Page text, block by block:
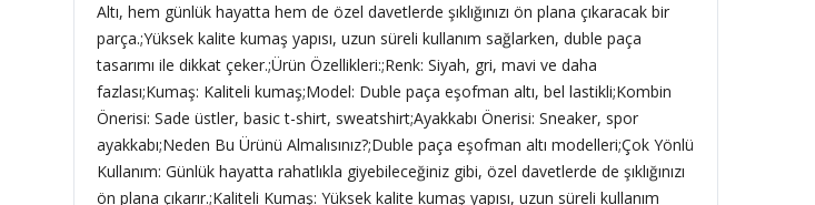
Altı, hem günlük hayatta hem de özel davetlerde şıklığınızı ön plana çıkaracak bir
parça.;Yüksek kalite kumaş yapısı, uzun süreli kullanım sağlarken, duble paça
tasarımı ile dikkat çeker.;Ürün Özellikleri:;Renk: Siyah, gri, mavi ve daha
fazlası;Kumaş: Kaliteli kumaş;Model: Duble paça eşofman altı, bel lastikli;Kombin
Önerisi: Sade üstler, basic t-shirt, sweatshirt;Ayakkabı Önerisi: Sneaker, spor
ayakkabı;Neden Bu Ürünü Almalısınız?;Duble paça eşofman altı modelleri;Çok Yönlü
Kullanım: Günlük hayatta rahatlıkla giyebileceğiniz gibi, özel davetlerde de şıklığınızı
ön plana çıkarır.;Kaliteli Kumaş: Yüksek kalite kumaş yapısı, uzun süreli kullanım